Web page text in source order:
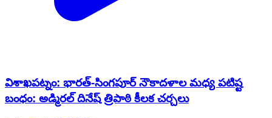
విశాఖపట్నం: భారత్-సింగపూర్ నౌకాదళాల మధ్య పటిష్ట
బంధం: అడ్మిరల్ దినేష్ త్రిపాఠి కీలక చర్చలు